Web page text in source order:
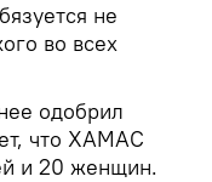
не
во всех
одобрил
что ХАМАС
и 20 женщин.